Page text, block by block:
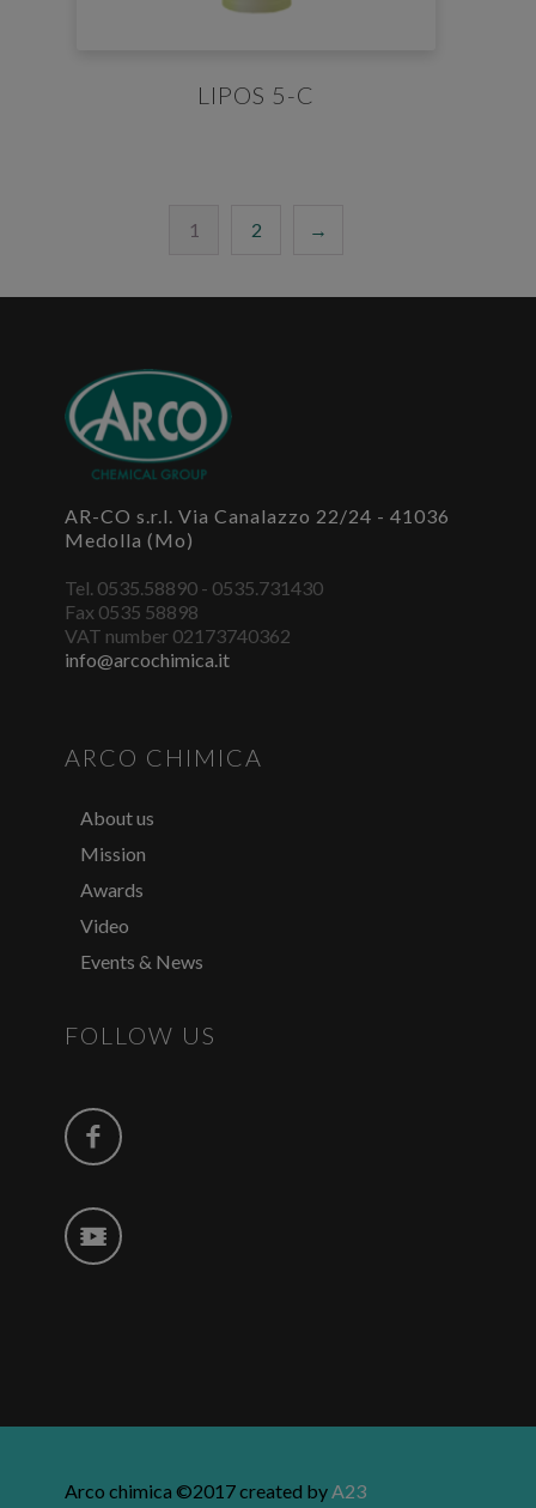
LIPOS 5-C
1 2 →
AR-CO s.r.l. Via Canalazzo 22/24 - 41036
Medolla (Mo)
Tel. 0535.58890 - 0535.731430
Fax 0535 58898
VAT number 02173740362
info@arcochimica.it
ARCO CHIMICA
About us
Mission
Awards
Video
Events & News
FOLLOW US
Arco chimica ©2017 created byA23
In order to download safety data sheets and data sheets
you must be logged in. If you don't have an account, you
can register and get your cerdentials.
LOG IN OR REGISTER